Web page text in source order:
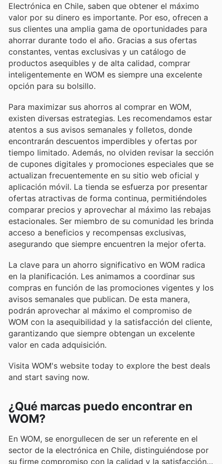
Electrónica en Chile, saben que obtener el máximo
valor por su dinero es importante. Por eso, ofrecen a
sus clientes una amplia gama de oportunidades para
ahorrar durante todo el año. Gracias a sus ofertas
constantes, ventas exclusivas y un catálogo de
productos asequibles y de alta calidad, comprar
inteligentemente en WOM es siempre una excelente
opción para su bolsillo.
Para maximizar sus ahorros al comprar en WOM,
existen diversas estrategias. Les recomendamos estar
atentos a sus avisos semanales y folletos, donde
encontrarán descuentos imperdibles y ofertas por
tiempo limitado. Además, no olviden revisar la sección
de cupones digitales y promociones especiales que se
actualizan frecuentemente en su sitio web oficial y
aplicación móvil. La tienda se esfuerza por presentar
ofertas atractivas de forma continua, permitiéndoles
comparar precios y aprovechar al máximo las rebajas
estacionales. Ser miembro de su comunidad les brinda
acceso a beneficios y recompensas exclusivas,
asegurando que siempre encuentren la mejor oferta.
La clave para un ahorro significativo en WOM radica
en la planificación. Les animamos a coordinar sus
compras en función de las promociones vigentes y los
avisos semanales que publican. De esta manera,
podrán aprovechar al máximo el compromiso de
WOM con la asequibilidad y la satisfacción del cliente,
garantizando que siempre obtengan un excelente
valor en cada adquisición.
Visita WOM's website today to explore the best deals
and start saving now.
¿Qué marcas puedo encontrar en
WOM?
En WOM, se enorgullecen de ser un referente en el
sector de la electrónica en Chile, distinguiéndose por
su firme compromiso con la calidad y la satisfacción